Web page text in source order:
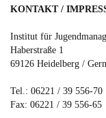
KONTAKT /
Institut für
Haberstraße 1
69126 Heidelberg /
Tel.: 06221 / 39 556-70
Fax: 06221 / 39 556-65